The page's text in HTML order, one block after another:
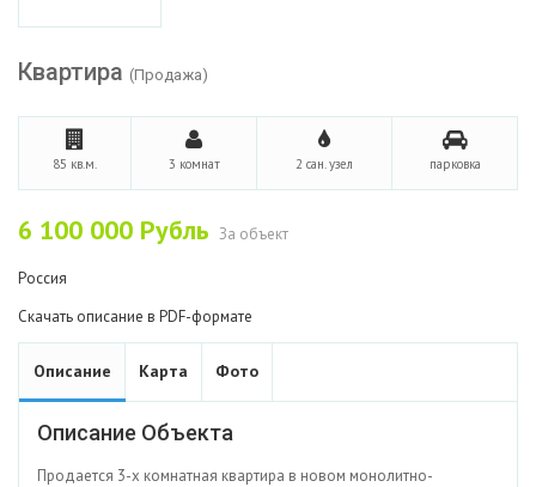
Квартира (Продажа)
85 кв.м. 3 комнат 2 сан. узел парковка
6 100 000 Рубль За объект
Россия
Скачать описание в PDF-формате
Описание Карта Фото
Описание Объекта
Продается 3-х комнатная квартира в новом монолитно-